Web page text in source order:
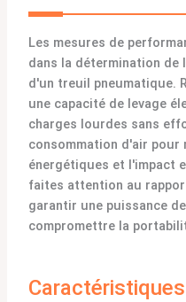
Les mesures de
dans la détermination
d'un treuil pneumatique.
une capacité de levage
charges lourdes sans
consommation d'air pour
énergétiques et l'impact
faites attention au
garantir une puissance
compromettre la